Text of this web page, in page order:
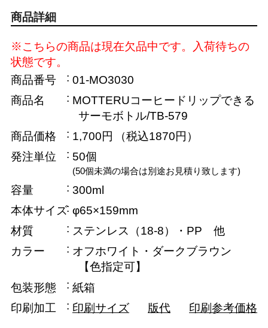
商品詳細
※こちらの商品は現在欠品中です。入荷待ちの
状態です。
商品番号
01-MO3030
商品名
MOTTERUコーヒードリップできる
サーモボトル/TB-579
商品価格
1,700円
（税込1870円）
発注単位
50個
(50個未満の場合は別途お見積り致します)
容量
300ml
本体サイズ φ65×159mm
材質
ステンレス（18-8）・PP 他
カラー
オフホワイト・ダークブラウン
【色指定可】
包装形態
紙箱
印刷加工
印刷サイズ 版代 印刷参考価格